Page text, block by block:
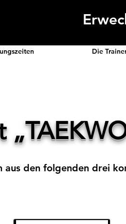
Die
den folgenden drei